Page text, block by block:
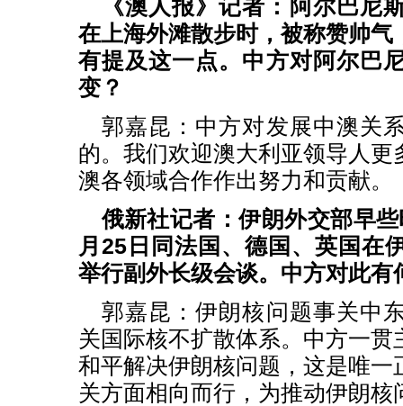
《澳人报》记者：阿尔巴尼
在上海外滩散步时，被称赞帅气
有提及这一点。中方对阿尔巴
变？
郭嘉昆： 中方对发展中澳关
的。我们欢迎澳大利亚领导人更
澳各领域合作作出努力和贡献。
俄新社记者：伊朗外交部早
月25日同法国、德国、英国在
举行副外长级会谈。中方对此有
郭嘉昆：伊朗核问题事关中
关国际核不扩散体系。中方一
和平解决伊朗核问题，这是唯一
关方面相向而行，为推动伊朗